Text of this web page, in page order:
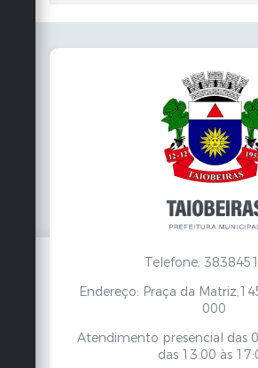
Telefone:
Endereço: Praça da
000
Atendimento presencial das
das 13:00 às